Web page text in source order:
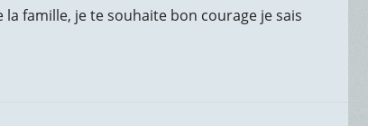
la famille, je te souhaite bon courage je sais